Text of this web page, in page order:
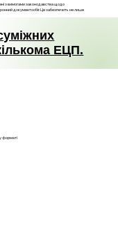
з вимогами законодавства щодо
документообіг. Це забезпечить не лише
ЕЦП.
форматі